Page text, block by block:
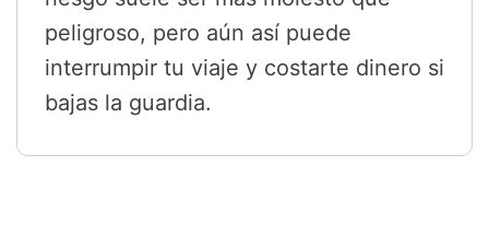
peligroso, pero aún así puede
interrumpir tu viaje y costarte dinero si
bajas la guardia.